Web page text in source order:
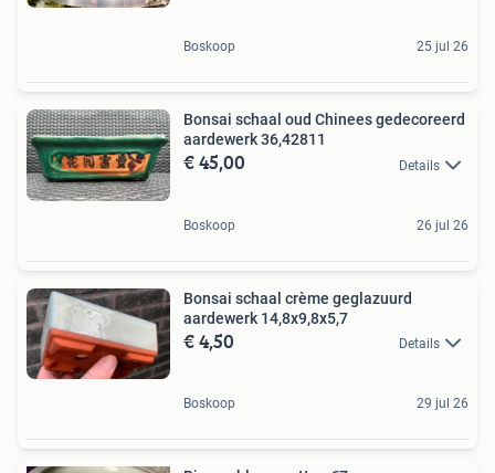
Boskoop 25 jul 26
Bonsai schaal oud Chinees gedecoreerd
aardewerk 36,42811
€ 45,00 Details
Boskoop 26 jul 26
Bonsai schaal crème geglazuurd
aardewerk 14,8x9,8x5,7
€ 4,50 Details
Boskoop 29 jul 26